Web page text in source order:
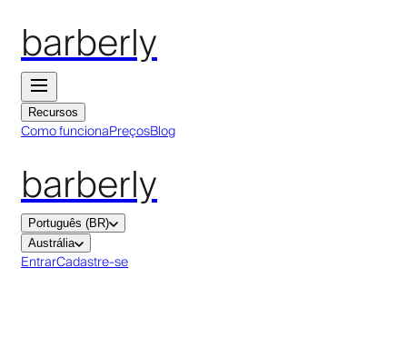
barberly
Recursos
Como funcionaPreçosBlog
barberly
Português (BR)
Austrália
EntrarCadastre-se